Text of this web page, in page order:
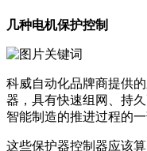
几种电机保护控制
科威自动化品牌商提供
器，具有快速组网、持
智能制造的推进过程的一
这些保护器控制器应该